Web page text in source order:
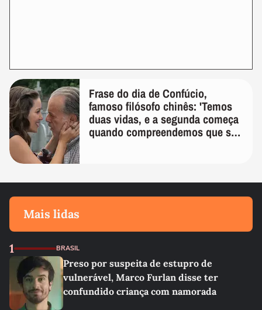
Frase do dia de Confúcio,
famoso filósofo chinês: 'Temos
duas vidas, e a segunda começa
quando compreendemos que só
Mais lidas
1 BRASIL
Preso por suspeita de estupro de
vulnerável, Marco Furlan disse ter
confundido criança com namorada